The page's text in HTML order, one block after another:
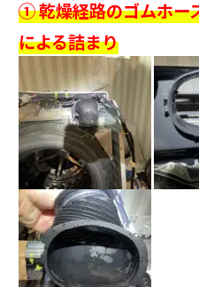
① 乾燥経路のゴムホー
による詰まり